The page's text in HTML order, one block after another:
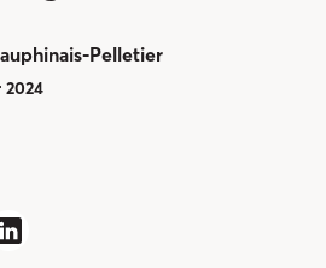
Pelletier
2024